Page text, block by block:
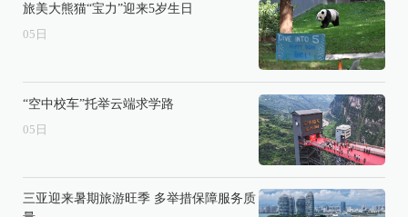
旅美大熊猫“宝力”迎来5岁生日
05 日
“空中校车”托举云端求学路
05 日
三亚迎来暑期旅游旺季 多举措保障服务质